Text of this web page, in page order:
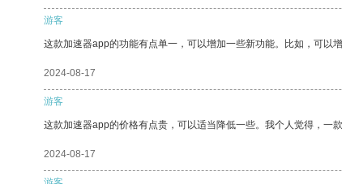
游客
这款加速器app的功能有点单一，可以增加一些新功能。比如，可以
2024-08-17
游客
这款加速器app的价格有点贵，可以适当降低一些。我个人觉得，一
2024-08-17